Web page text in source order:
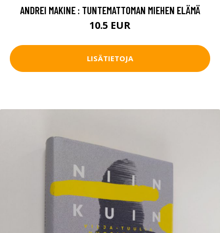
ANDREI MAKINE : TUNTEMATTOMAN MIEHEN ELÄMÄ
10.5 EUR
LISÄTIETOJA